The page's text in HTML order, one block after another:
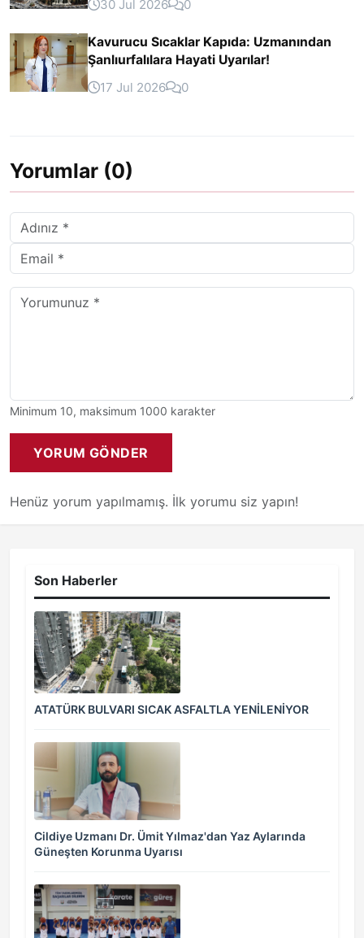
30 Jul 2026
0
Kavurucu Sıcaklar Kapıda: Uzmanından
Şanlıurfalılara Hayati Uyarılar!
17 Jul 2026
0
Yorumlar (0)
Minimum 10, maksimum 1000 karakter
YORUM GÖNDER
Henüz yorum yapılmamış. İlk yorumu siz yapın!
Son Haberler
ATATÜRK BULVARI SICAK ASFALTLA YENİLENİYOR
Cildiye Uzmanı Dr. Ümit Yılmaz'dan Yaz Aylarında
Güneşten Korunma Uyarısı